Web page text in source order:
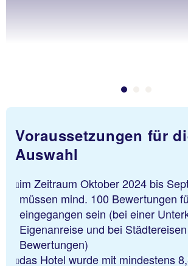
Voraussetzungen für
Auswahl
im Zeitraum Oktober 2024 bis
müssen mind. 100 Bewertungen
eingegangen sein (bei einer
Eigenanreise und bei
Bewertungen)
das Hotel wurde mit mindestens